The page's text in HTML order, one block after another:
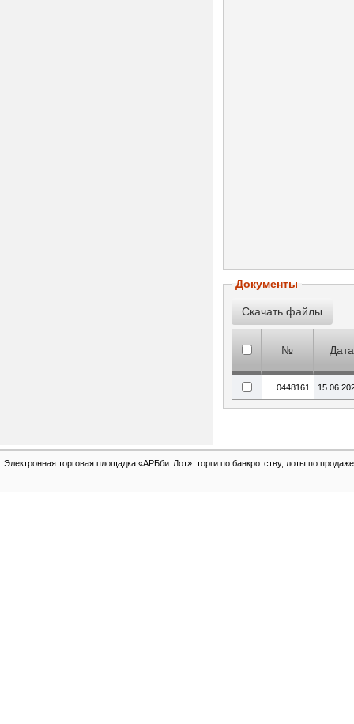
Документы
№
0448161
Электронная торговая площадка «АРБбитЛот»: торги по банкротству, лоты по